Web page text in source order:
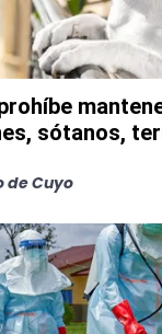
sótanos,
de Cuyo